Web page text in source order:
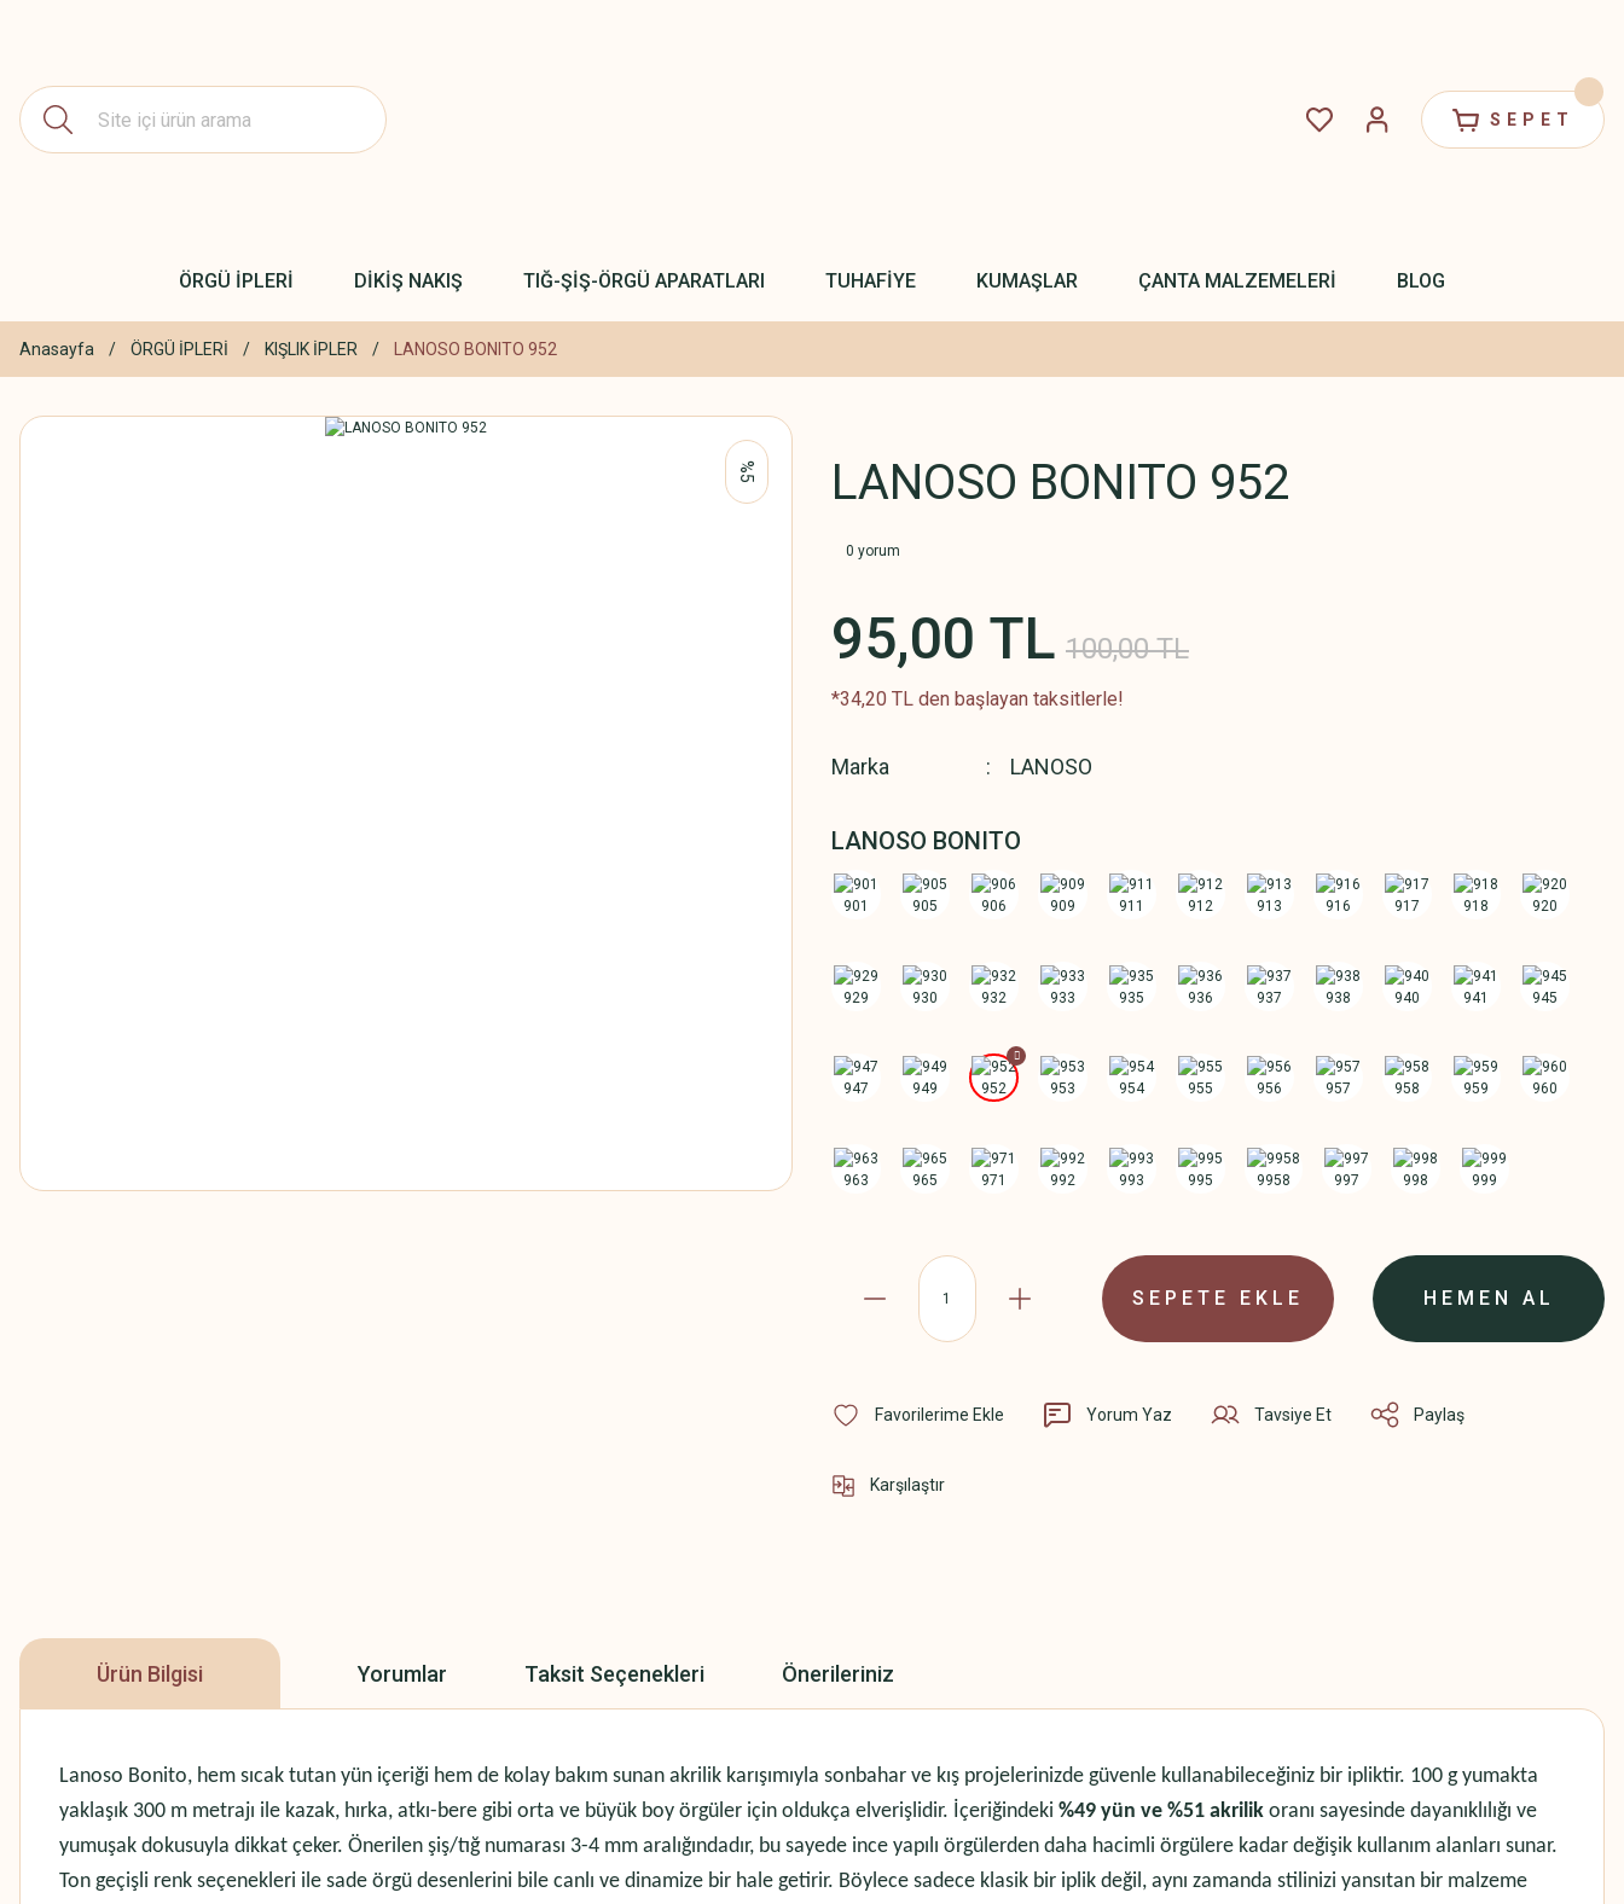
SEPET
ÖRGÜ İPLERİ DİKİŞ NAKIŞ TIĞ-ŞİŞ-ÖRGÜ APARATLARI TUHAFİYE KUMAŞLAR ÇANTA MALZEMELERİ BLOG
Anasayfa ÖRGÜ İPLERİ KIŞLIK İPLER LANOSO BONITO 952
%5 LANOSO BONITO 952
0 yorum
95,00 TL 100,00 TL
*34,20 TL den başlayan taksitlerle!
Marka LANOSO
LANOSO BONITO
SEPETE EKLE HEMEN AL
Yorum Yaz Tavsiye Et Paylaş
Karşılaştır
Ürün Bilgisi Yorumlar Taksit Seçenekleri Önerileriniz
Lanoso Bonito, hem sıcak tutan yün içeriği hem de kolay bakım sunan akrilik karışımıyla sonbahar ve kış projelerinizde güvenle kullanabileceğiniz bir ipliktir. 100 g yumakta
yaklaşık 300 m metrajı ile kazak, hırka, atkı-bere gibi orta ve büyük boy örgüler için oldukça elverişlidir. İçeriğindeki %49 yün ve %51 akrilik oranı sayesinde dayanıklılığı ve
yumuşak dokusuyla dikkat çeker. Önerilen şiş/tığ numarası 3-4 mm aralığındadır, bu sayede ince yapılı örgülerden daha hacimli örgülere kadar değişik kullanım alanları sunar.
Ton geçişli renk seçenekleri ile sade örgü desenlerini bile canlı ve dinamize bir hale getirir. Böylece sadece klasik bir iplik değil, aynı zamanda stilinizi yansıtan bir malzeme